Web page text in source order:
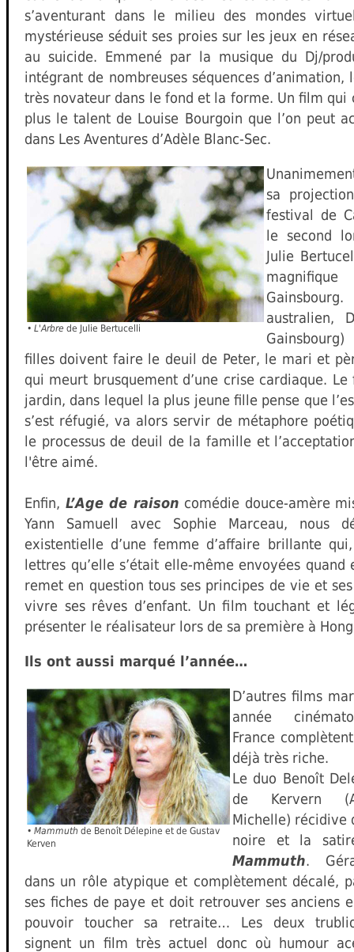
s’aventurant dans le milieu des mondes
mystérieuse séduit ses proies sur les jeux en
au suicide. Emmené par la musique du Dj/
intégrant de nombreuses séquences
très novateur dans le fond et la forme. Un film qui
plus le talent de Louise Bourgoin que l’on peut
dans Les Aventures d’Adèle Blanc-Sec.
• L'Arbre de Julie Bertucelli
sa
festival de
le second
Julie
australien,
filles doivent faire le deuil de Peter, le mari et
qui meurt brusquement d’une crise cardiaque.
jardin, dans lequel la plus jeune fille pense que
s’est réfugié, va alors servir de métaphore
le processus de deuil de la famille et
l'être aimé.
Enfin, L’Age de raison comédie douce-amère
Yann Samuell avec Sophie Marceau, nous
existentielle d’une femme d’affaire brillante
lettres qu’elle s’était elle-même envoyées
remet en question tous ses principes de vie et
vivre ses rêves d’enfant. Un film touchant et
présenter le réalisateur lors de sa première à
Ils ont aussi marqué l’année…
• Mammuth de Benoît Délepine et de Gustav
Kerven
D’autres films
année
France
déjà très riche.
Le duo Benoît
de Kervern
Michelle) récidive
noire et la
Mammuth.
dans un rôle atypique et complètement décalé,
ses fiches de paye et doit retrouver ses anciens
pouvoir toucher sa retraite… Les deux
signent un film très actuel donc où humour